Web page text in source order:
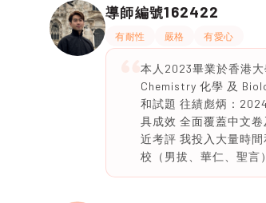
導師編號162422
有耐性 嚴格 有愛心
本人2023畢業於香港
Chemistry 化學 及
和試題 往績彪炳：
具成效 全面覆蓋中文
近考評 我投入大量時
校（男拔、華仁、聖言